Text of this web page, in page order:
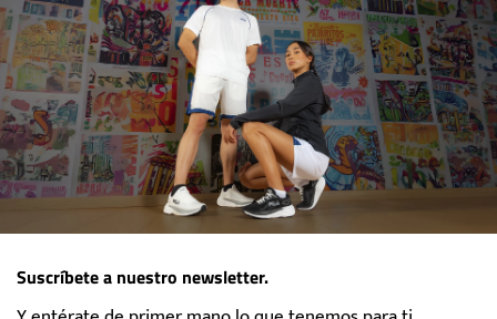
Suscríbete a nuestro newsletter.